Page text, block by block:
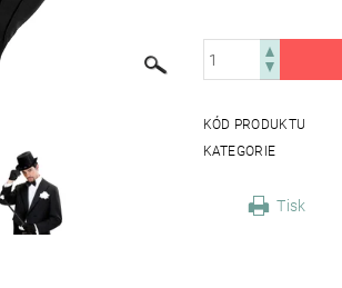
KÓD PRODUKTU
KATEGORIE
Tisk